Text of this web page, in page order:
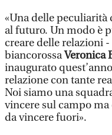
«Una delle peculiarità
al futuro. Un modo è
creare delle relazioni
biancorossaVeronica
inaugurato
relazione con tante
Noi siamo una
vincere sul campo
da vincere fuori».